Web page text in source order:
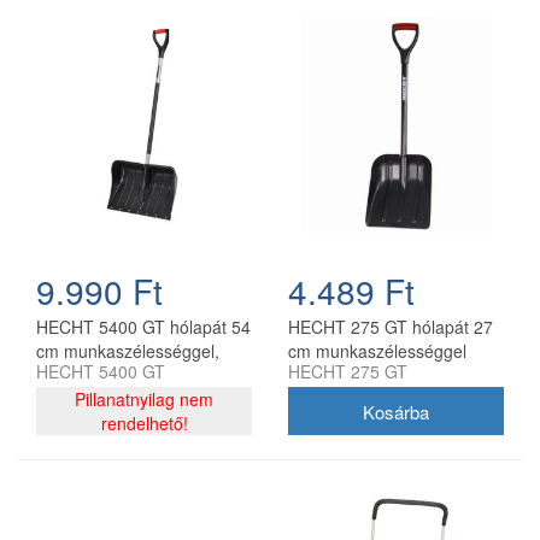
9.990 Ft
HECHT 5400 GT hólapát 54
cm munkaszélességgel,
141 cm nyéllel
HECHT 5400 GT
Pillanatnyilag nem
rendelhető!
4.489 Ft
HECHT 275 GT hólapát 27
cm munkaszélességgel
HECHT 275 GT